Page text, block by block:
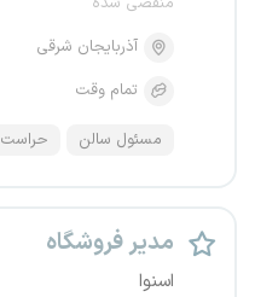
آذربایجان شرقی
تمام وقت
مسئول سالن حراست
مدیر فروشگاه
اسنوا